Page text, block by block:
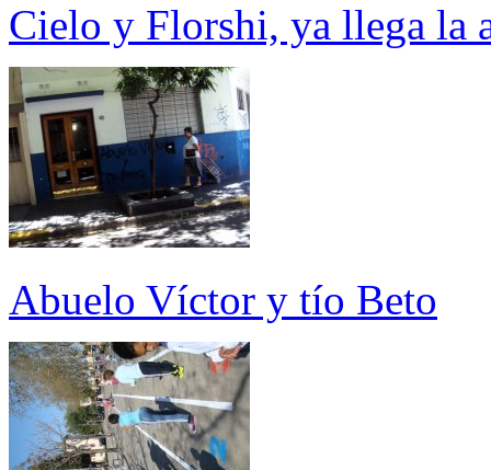
Cielo y Florshi, ya llega la
Abuelo Víctor y tío Beto